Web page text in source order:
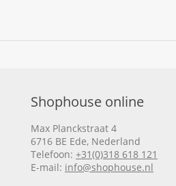
Shophouse online
Max Planckstraat 4
6716 BE Ede, Nederland
Telefoon: +31(0)318 618 121
E-mail: info@shophouse.nl